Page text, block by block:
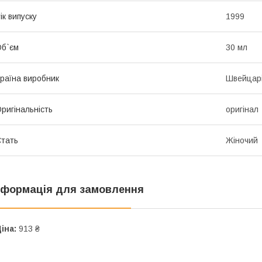
випуску 1999
30 мл
виробник
оригінал
Жіночий
для замовлення
913 ₴